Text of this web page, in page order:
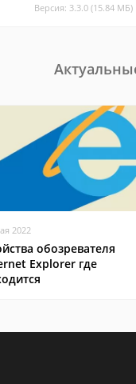
Версия: 3.3.0 (15.84 МБ)
2022
обозревателя
Explorer где